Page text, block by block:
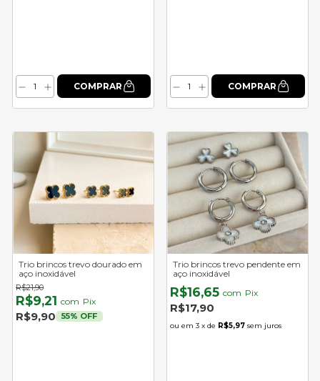
Trio brincos trevo dourado em
aço inoxidável
R$21,90
R$9,21 com Pix
R$9,90 55% OFF
Trio brincos trevo pendente em
aço inoxidável
R$16,65 com Pix
R$17,90
3 x de R$5,97 sem juros